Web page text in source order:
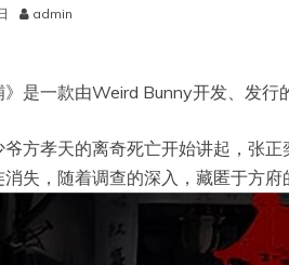
admin
》是一款由Weird Bunny开发、发
方孝天的离奇死亡开始讲起，张
失，随着调查的深入，藏匿于方府